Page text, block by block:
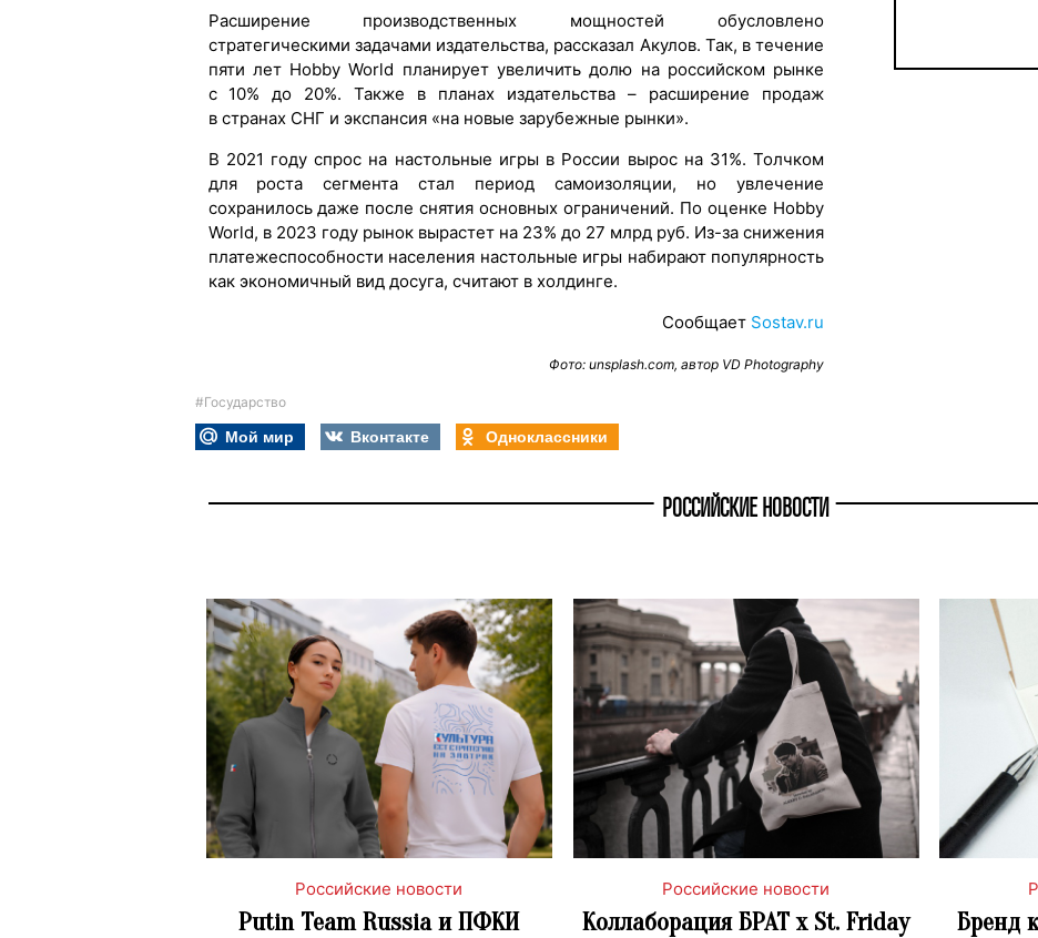
Расширение производственных мощностей обусловлено
стратегическими задачами издательства, рассказал Акулов. Так, в течение
пяти лет Hobby World планирует увеличить долю на российском рынке
с 10% до 20%. Также в планах издательства – расширение продаж
в странах СНГ и экспансия «на новые зарубежные рынки».
В 2021 году спрос на настольные игры в России вырос на 31%. Толчком
для роста сегмента стал период самоизоляции, но увлечение
сохранилось даже после снятия основных ограничений. По оценке Hobby
World, в 2023 году рынок вырастет на 23% до 27 млрд руб. Из-за снижения
платежеспособности населения настольные игры набирают популярность
как экономичный вид досуга, считают в холдинге.
Сообщает Sostav.ru
Фото: unsplash.com, автор VD Photography
#Государство
Мой мир Вконтакте Одноклассники
РОССИЙСКИЕ НОВОСТИ
Российские новости
Putin Team Russia и ПФКИ
Российские новости
Коллаборация БРАТ x St. Friday
Бренд